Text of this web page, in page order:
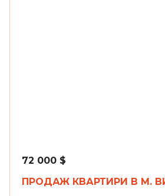
72 000 $
ПРОДАЖ КВАРТИРИ В М.